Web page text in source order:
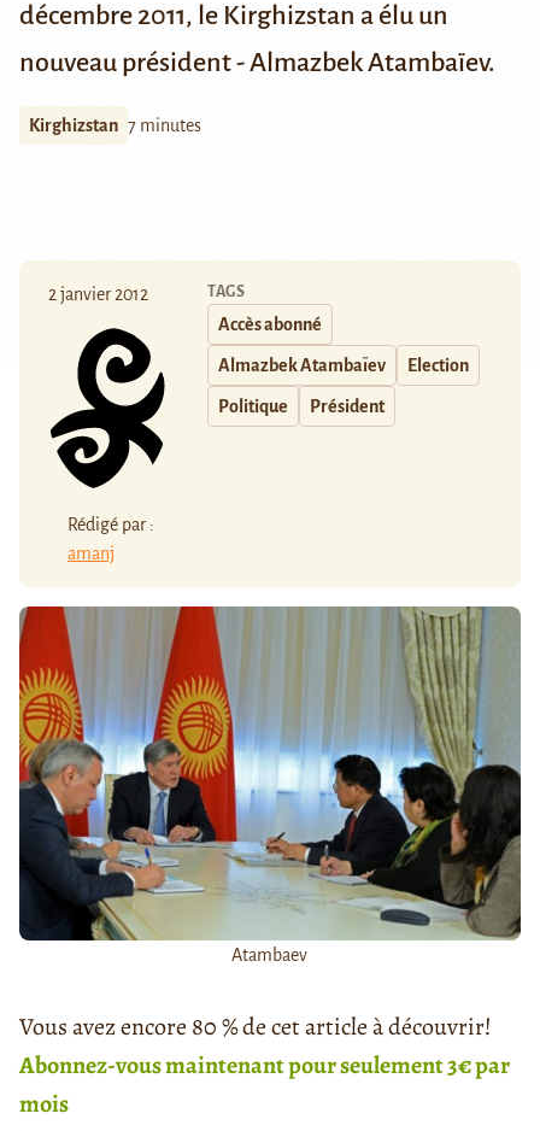
décembre 2011, le Kirghizstan a élu un
nouveau président - Almazbek Atambaïev.
Kirghizstan 7 minutes
2 janvier 2012
Rédigé par :
amanj
TAGS
Accès abonné
Almazbek Atambaïev Election
Politique Président
Atambaev
Vous avez encore 80 % de cet article à découvrir!
Abonnez-vous maintenant pour seulement 3€ par
mois